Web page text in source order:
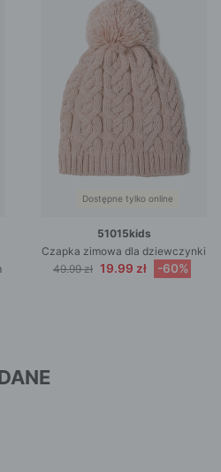
Dostępne tylko online
51015kids
Czapka zimowa dla dziewczynki
49.99 zł 19.99 zł -60%